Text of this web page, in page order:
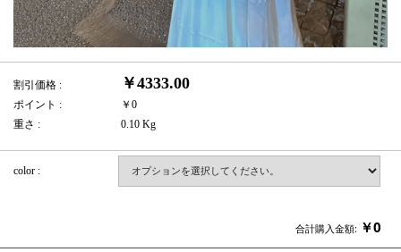
割引価格 : ￥4333.00
ポイント :
￥0
重さ :
0.10 Kg
color :
合計購入金額: ￥0